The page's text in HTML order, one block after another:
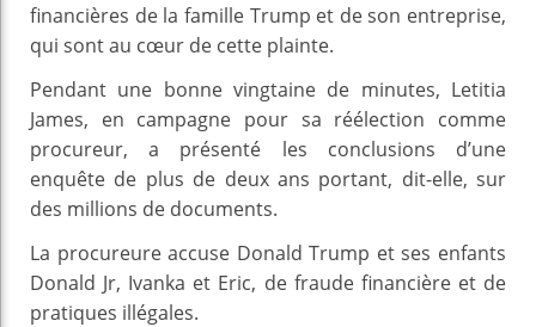
financières de la famille Trump et de son entreprise,
qui sont au cœur de cette plainte.
Pendant une bonne vingtaine de minutes, Letitia
James, en campagne pour sa réélection comme
procureur, a présenté les conclusions d’une
enquête de plus de deux ans portant, dit-elle, sur
des millions de documents.
La procureure accuse Donald Trump et ses enfants
Donald Jr, Ivanka et Eric, de fraude financière et de
pratiques illégales.